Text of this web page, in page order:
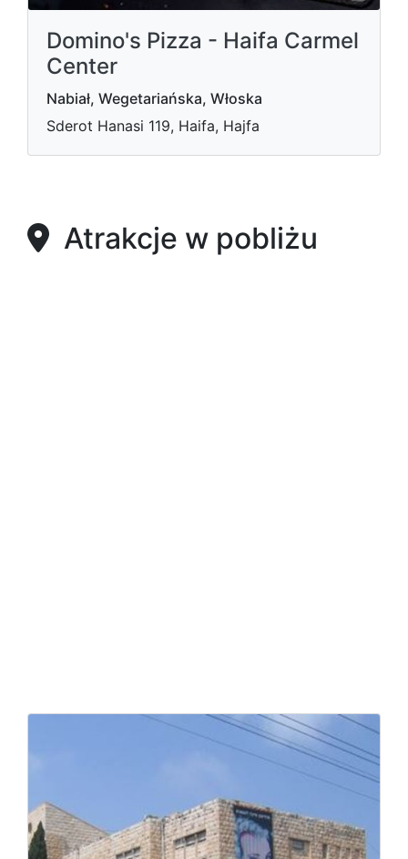
Domino's Pizza - Haifa Carmel
Center
Nabiał, Wegetariańska, Włoska
Sderot Hanasi 119, Haifa, Hajfa
Atrakcje w pobliżu